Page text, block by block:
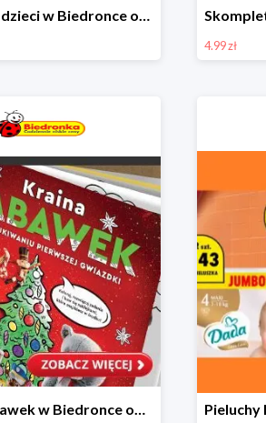
Książki dla dzieci w Biedronce od 16,99 zł
4.99 zł
Kraina zabawek w Biedronce od 19,99 zł